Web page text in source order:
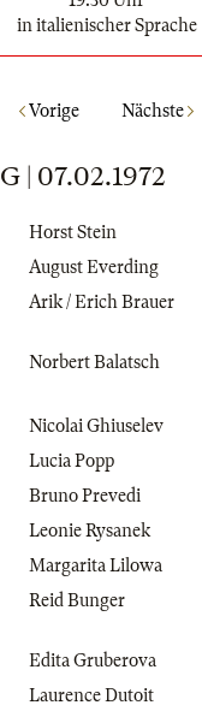
in italienischer Sprache
Vorige Nächste
| 07.02.1972
Horst Stein
August Everding
Arik / Erich Brauer
Norbert Balatsch
Nicolai Ghiuselev
Lucia Popp
Bruno Prevedi
Leonie Rysanek
Margarita Lilowa
Reid Bunger
Edita Gruberova
Laurence Dutoit